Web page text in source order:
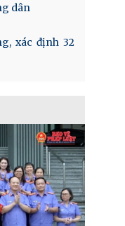
dân
xác định 32